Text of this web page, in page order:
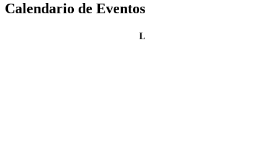
Calendario de Eventos
Llunes